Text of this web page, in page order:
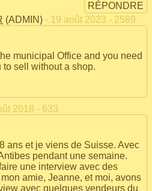
RÉPONDRE
(ADMIN) - 19 août 2023 - 2589
municipal Office and you need
sell without a shop.
2018 - 633
ans et je viens de Suisse. Avec
pendant une semaine.
une interview avec des
amie, Jeanne, et moi, avons
avec quelques vendeurs du